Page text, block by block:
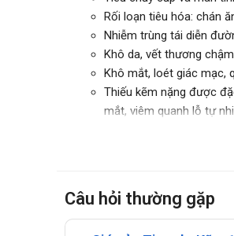
Rối loạn tiêu hóa: chán
Nhiễm trùng tái diễn
Khô da, vết thương
Khô mắt, loét giác mạc,
Thiếu kẽm nặng được
mắt, viêm quanh lỗ tự
Trẻ 2-6 tuổi: 1 ống x 1-2
Câu hỏi thường gặp